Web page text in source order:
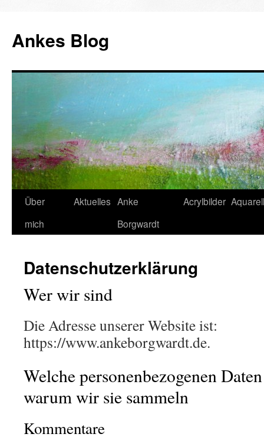
Ankes Blog
Zum
Inhalt
Über
mich
Aktuelles Anke
Borgwardt
Acrylbilder
Datenschutzerklärung
Wer wir sind
Die Adresse unserer Website ist:
https://www.ankeborgwardt.de.
Welche personenbezogenen
warum wir sie sammeln
Kommentare